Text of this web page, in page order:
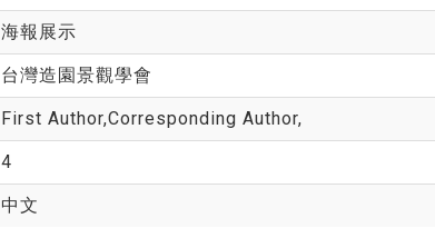
海報展示
台灣造園景觀學會
First Author,Corresponding Author,
4
中文